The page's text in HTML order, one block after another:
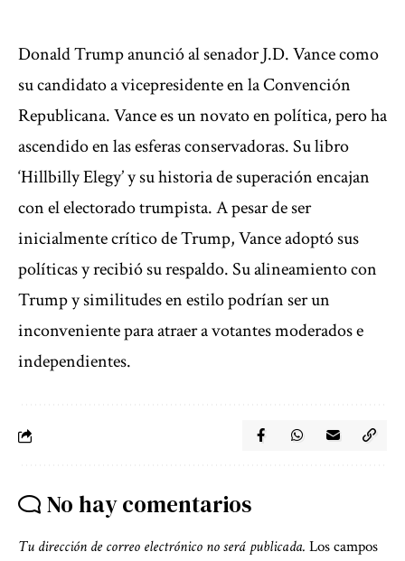
Donald Trump anunció al senador J.D. Vance como
su candidato a vicepresidente en la Convención
Republicana. Vance es un novato en política, pero ha
ascendido en las esferas conservadoras. Su libro
‘Hillbilly Elegy’ y su historia de superación encajan
con el electorado trumpista. A pesar de ser
inicialmente crítico de Trump, Vance adoptó sus
políticas y recibió su respaldo. Su alineamiento con
Trump y similitudes en estilo podrían ser un
inconveniente para atraer a votantes moderados e
independientes.
No hay comentarios
Tu dirección de correo electrónico no será publicada. Los campos